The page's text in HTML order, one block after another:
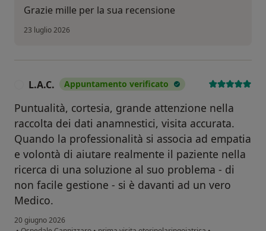
Grazie mille per la sua recensione
23 luglio 2026
L.A.C. Appuntamento verificato
Puntualità, cortesia, grande attenzione nella
raccolta dei dati anamnestici, visita accurata.
Quando la professionalità si associa ad empatia
e volontà di aiutare realmente il paziente nella
ricerca di una soluzione al suo problema - di
non facile gestione - si è davanti ad un vero
Medico.
20 giugno 2026